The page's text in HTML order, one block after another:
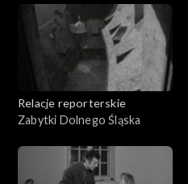
Relacje reporterskie
Zabytki Dolnego Śląska